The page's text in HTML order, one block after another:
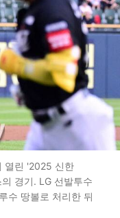
열린 '2025 신한
경기. LG 선발투수
수 땅볼로 처리한 뒤